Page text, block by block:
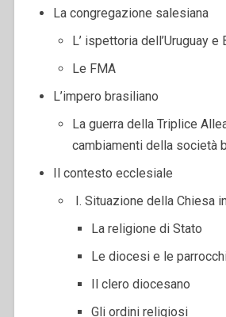
La congregazione salesiana
L’ ispettoria dell’Uruguay e
Le FMA
L’impero brasiliano
La guerra della Triplice
cambiamenti della società
Il contesto ecclesiale
I. Situazione della Chiesa
La religione di Stato
Le diocesi e le
Il clero diocesano
Gli ordini religiosi